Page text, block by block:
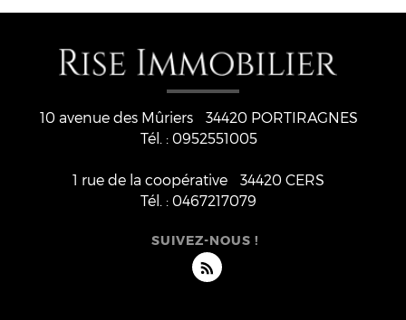
10 avenue des Mûriers 34420 PORTIRAGNES
Tél. : 0952551005
1 rue de la coopérative
34420 CERS
Tél. : 0467217079
SUIVEZ-NOUS !